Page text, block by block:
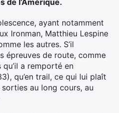
ayant notamment
Ironman, Matthieu Lespine
les autres. S’il
épreuves de route, comme
a remporté en
qu’en trail, ce qui lui plaît
au long cours, au